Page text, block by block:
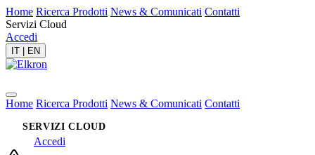
Home Ricerca Prodotti News & Comunicati Contatti
Servizi Cloud
Accedi
IT EN
Home Ricerca Prodotti News & Comunicati Contatti
SERVIZI CLOUD
Accedi